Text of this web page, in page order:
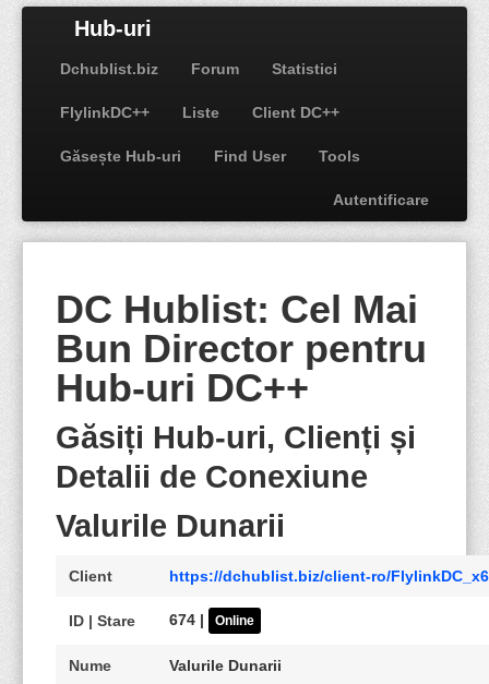
Hub-uri
Dchublist.biz Forum Statistici
FlylinkDC++ Liste Client DC++
Găsește Hub-uri Find User Tools
Autentificare
DC Hublist: Cel Mai
Bun Director pentru
Hub-uri DC++
Găsiți Hub-uri, Clienți și
Detalii de Conexiune
Valurile Dunarii
Client https://dchublist.biz/client-ro/
ID | Stare 674 | Online
Nume Valurile Dunarii